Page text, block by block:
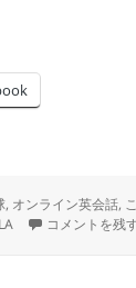
, オンライン英会話,
タ
LA laudable は－
コメントを残